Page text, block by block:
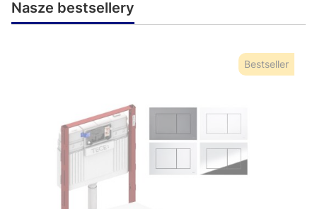
Nasze bestsellery
Bestseller